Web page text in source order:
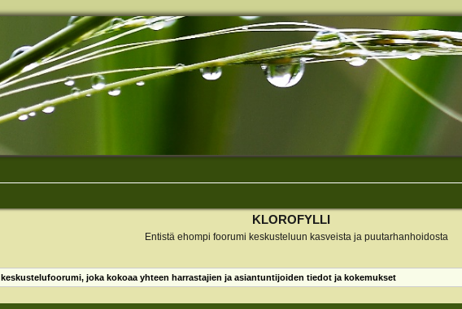
KLOROFYLLI
Entistä ehompi foorumi keskusteluun kasveista ja puutarhanhoidosta
joka kokoaa yhteen harrastajien ja asiantuntijoiden tiedot ja kokemukset